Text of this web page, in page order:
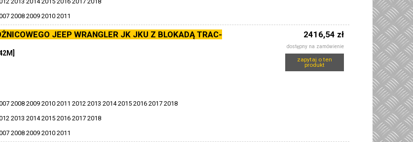
2008 2009 2010 2011
JEEP WRANGLER JK JKU Z BLOKADĄ TRAC-
2008 2009 2010 2011 2012 2013 2014 2015 2016 2017 2018
2013 2014 2015 2016 2017 2018
2008 2009 2010 2011
2416,54 zł
dostępny na zamówienie
zapytaj o ten
produkt